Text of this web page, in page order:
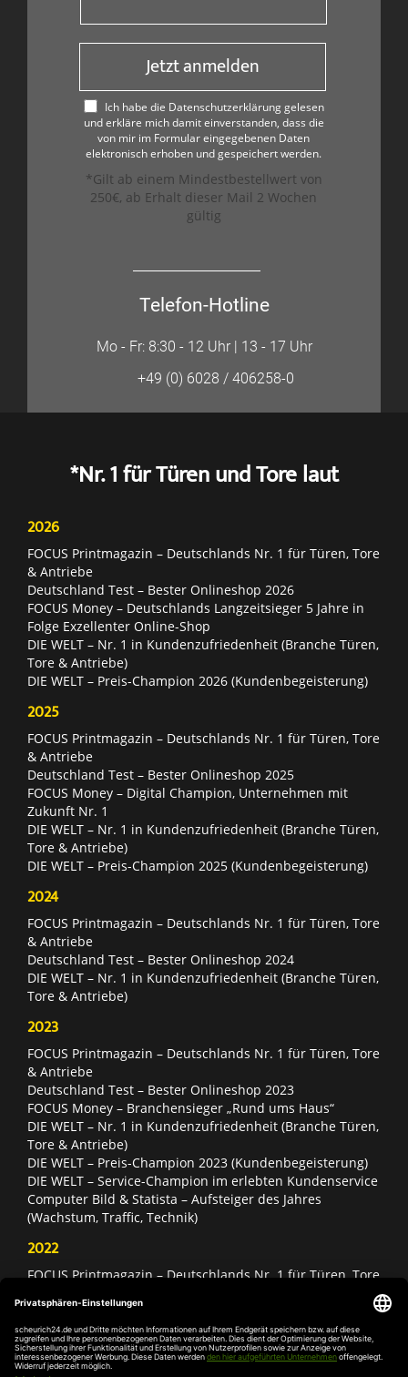
Jetzt anmelden
Ich habe die Datenschutzerklärung gelesen
und erkläre mich damit einverstanden, dass die
von mir im Formular eingegebenen Daten
elektronisch erhoben und gespeichert werden.
*Gilt ab einem Mindestbestellwert von
250€, ab Erhalt dieser Mail 2 Wochen
gültig
Telefon-Hotline
Mo - Fr: 8:30 - 12 Uhr | 13 - 17 Uhr
+49 (0) 6028 / 406258-0
*Nr. 1 für Türen und Tore laut
2026
FOCUS Printmagazin – Deutschlands Nr. 1 für Türen, Tore
& Antriebe
Deutschland Test – Bester Onlineshop 2026
FOCUS Money – Deutschlands Langzeitsieger 5 Jahre in
Folge Exzellenter Online-Shop
DIE WELT – Nr. 1 in Kundenzufriedenheit (Branche Türen,
Tore & Antriebe)
DIE WELT – Preis-Champion 2026 (Kundenbegeisterung)
2025
FOCUS Printmagazin – Deutschlands Nr. 1 für Türen, Tore
& Antriebe
Deutschland Test – Bester Onlineshop 2025
FOCUS Money – Digital Champion, Unternehmen mit
Zukunft Nr. 1
DIE WELT – Nr. 1 in Kundenzufriedenheit (Branche Türen,
Tore & Antriebe)
DIE WELT – Preis-Champion 2025 (Kundenbegeisterung)
2024
FOCUS Printmagazin – Deutschlands Nr. 1 für Türen, Tore
& Antriebe
Deutschland Test – Bester Onlineshop 2024
DIE WELT – Nr. 1 in Kundenzufriedenheit (Branche Türen,
Tore & Antriebe)
2023
FOCUS Printmagazin – Deutschlands Nr. 1 für Türen, Tore
& Antriebe
Deutschland Test – Bester Onlineshop 2023
FOCUS Money – Branchensieger „Rund ums Haus“
DIE WELT – Nr. 1 in Kundenzufriedenheit (Branche Türen,
Tore & Antriebe)
DIE WELT – Preis-Champion 2023 (Kundenbegeisterung)
DIE WELT – Service-Champion im erlebten Kundenservice
Computer Bild & Statista – Aufsteiger des Jahres
(Wachstum, Traffic, Technik)
2022
FOCUS Printmagazin – Deutschlands Nr. 1 für Türen, Tore
Deutschland Test – Bester Onlineshop 2022
FOCUS Money – Branchensieger „Rund ums Haus“
DIE WELT – Service-Champion im erlebten Kundenservice
DIE WELT – Branchengewinner Gold-Rang (Türen, Tore &